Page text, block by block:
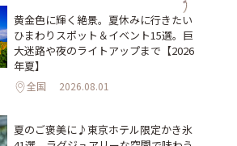
黄金色に輝く絶景。夏休みに行きたい
ひまわりスポット＆イベント15選。巨
大迷路や夜のライトアップまで【2026
年夏】
全国 2026.08.01
夏のご褒美に♪東京ホテル限定かき氷